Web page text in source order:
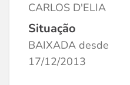
CARLOS D'ELIA
Situação
BAIXADA desde
17/12/2013